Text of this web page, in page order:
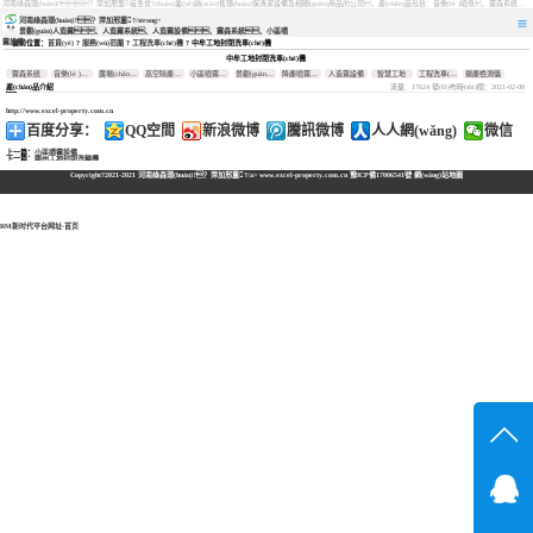
河南綠森環(huán)?？萍加邢薰?/strong>
景觀(guān)人造霧、人造霧系統、人造霧設備、霧森系統、小區噴
霧設備當前位置： 首頁(yè)? 服務(wù)范圍 ? 工程洗車(chē)機? 中牟工地封閉洗車(chē)機
中牟工地封閉洗車(chē)機
霧森系統 音樂(lè )噴泉 高空除塵霧樁 小區噴霧設備 降塵噴霧設備 人造霧設備 智慧工地 工程洗車(chē)機
揚塵檢測儀
產(chǎn)品介紹
流量：17624 發(fā)布時(shí)間：2021-02-08
http://www.excel-property.com.cn
百度分享： QQ空間 新浪微博 騰訊微博 人人網(wǎng) 微信
上一篇： 小區噴霧設備
下一篇：
鄭州工地封閉洗輪機
Copyright?2021-2021 河南綠森環(huán)?？萍加邢薰?/a> www.excel-property.com.cn 豫ICP備17006541號 網(wǎng)站地圖
在線(xiàn)
霧森系統
廣場(chǎng)
音樂(lè )噴
高空除塵霧
樁小區噴霧設
備景觀(guān)人
造霧系統
降塵噴霧設
備人造霧設備
RM新时代平台网址-首页